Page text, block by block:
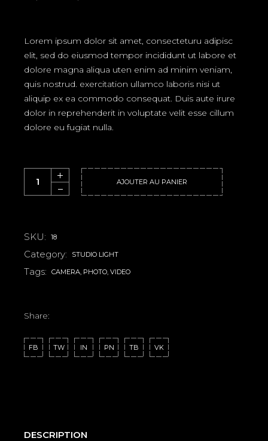
70,00 €.
59,00 €.
Lorem ipsum dolor sit amet, consecteturu adipisc
elit, sed do eiusmod tempor incididunt ut labore et
dolore magna aliqua uten enim ad minim veniam,
quis nostrud. exercitation ullamco laboris nisi ut
aliquip ex ea commodo consequat. Duis aute irure
dolor in reprehenderit in voluptate velit esse cillum
dolore eu fugiat nulla.
Large Format quantity
AJOUTER AU PANIER
SKU: 18
Category: STUDIO LIGHT
Tags: CAMERA, PHOTO,VIDEO
Share:
FB TW IN PN TB VK
DESCRIPTION